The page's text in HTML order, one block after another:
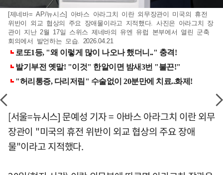
[제네바= AP/뉴시스] 아바스 아라그치 이란 외무장관이 미국의 휴전
위반이 외교 협상의 주요 장애물이라고 지적했다. 사진은 아라그치 장
관이 지난 2월 17일 스위스 제네바의 유엔 유럽 본부에서 열린 군축
회의에서 발언하는 모습. 2026.04.21
[서울=뉴시스] 문예성 기자 = 아바스 아라그치 이란 외무
장관이 "미국의 휴전 위반이 외교 협상의 주요 장애
물"이라고 지적했다.